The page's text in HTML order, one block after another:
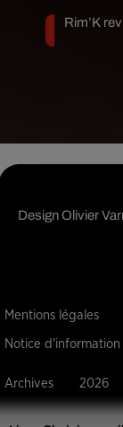
Rim’K
DesignOlivier
Mentions légales
Notice d'information
Archives 2026